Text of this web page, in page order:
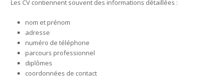
Les CV contiennent souvent des informations détaillées :
nom et prénom
adresse
numéro de téléphone
parcours professionnel
diplômes
coordonnées de contact